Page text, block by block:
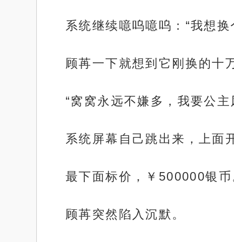
系统继续噫呜噫呜：“我想换
顾苒一下就想到它刚换的十
“窝窝永远不嫌多，我要公
系统屏幕自己跳出来，上面
最下面标价，￥500000银币
顾苒突然陷入沉默。